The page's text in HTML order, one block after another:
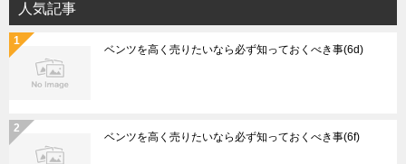
人気記事
ベンツを高く売りたいなら必ず知っておくべき事(6d)
ベンツを高く売りたいなら必ず知っておくべき事(6f)